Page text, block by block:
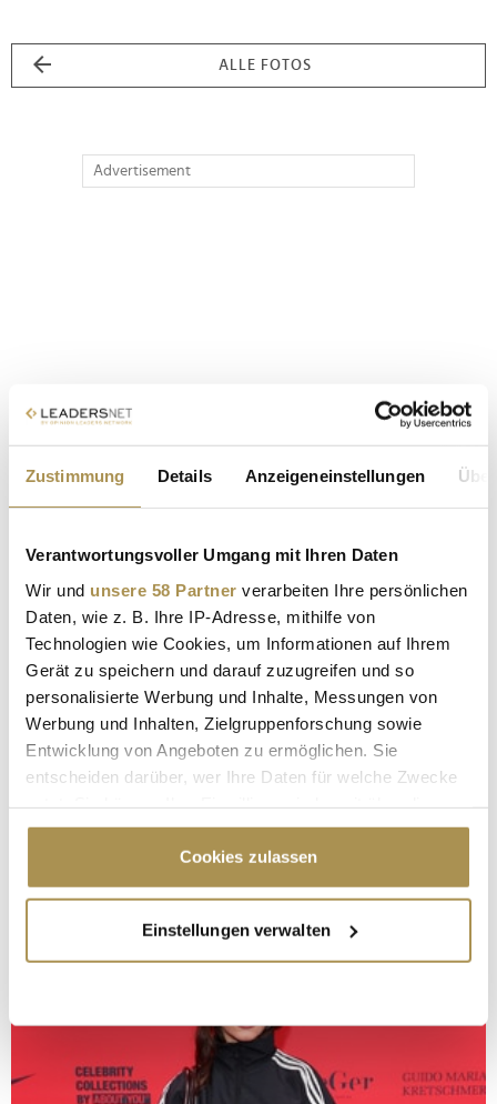
Zustimmung Details Anzeigeneinstellungen
Verantwortungsvoller Umgang mit Ihren Daten
Wir und unsere 58 Partner verarbeiten Ihre persönlichen
Daten, wie z. B. Ihre IP-Adresse, mithilfe von
Technologien wie Cookies, um Informationen auf Ihrem
Gerät zu speichern und darauf zuzugreifen und so
personalisierte Werbung und Inhalte, Messungen von
Werbung und Inhalten, Zielgruppenforschung sowie
Entwicklung von Angeboten zu ermöglichen. Sie
entscheiden darüber, wer Ihre Daten für welche Zwecke
Cookie-Erklärung oder durch Klicken auf das Privacy
Trigger Symbol ändern oder widerrufen
Informationen über Ihre geografische Lage
erfassen, welche bis auf einige Meter genau sein
bestimmten Merkmalen (Fingerprinting) identifizieren
Erfahren Sie mehr darüber, wie Ihre persönlichen Daten
Cookies zulassen
Einstellungen verwalten
ALLE FOTOS
Advertisement